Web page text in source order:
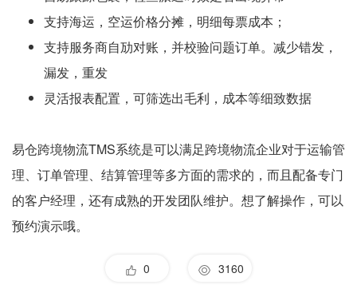
支持海运，空运价格分摊，明细每票成本；
支持服务商自劢对账，并校验问题订单。减少错发，
漏发，重发
灵活报表配置，可筛选出毛利，成本等细致数据
易仓跨境物流TMS系统是可以满足跨境物流企业对于运输管
理、订单管理、结算管理等多方面的需求的，而且配备专门
的客户经理，还有成熟的开发团队维护。想了解操作，可以
预约演示哦。
0 3160